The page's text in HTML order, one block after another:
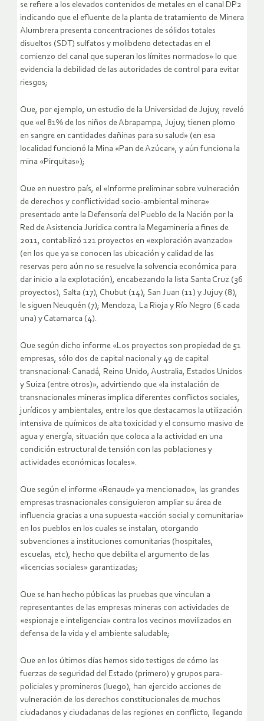
se refiere a los elevados contenidos de metales en el canal DP2
indicando que el efluente de la planta de tratamiento de Minera
Alumbrera presenta concentraciones de sólidos totales
disueltos (SDT) sulfatos y molibdeno detectadas en el
comienzo del canal que superan los límites normados» lo que
evidencia la debilidad de las autoridades de control para evitar
riesgos;
Que, por ejemplo, un estudio de la Universidad de Jujuy, reveló
que «el 81% de los niños de Abrapampa, Jujuy, tienen plomo
en sangre en cantidades dañinas para su salud» (en esa
localidad funcionó la Mina «Pan de Azúcar», y aún funciona la
mina «Pirquitas»);
Que en nuestro país, el «Informe preliminar sobre vulneración
de derechos y conflictividad socio-ambiental minera»
presentado ante la Defensoría del Pueblo de la Nación por la
Red de Asistencia Jurídica contra la Megaminería a fines de
2011, contabilizó 121 proyectos en «exploración avanzado»
(en los que ya se conocen las ubicación y calidad de las
reservas pero aún no se resuelve la solvencia económica para
dar inicio a la explotación), encabezando la lista Santa Cruz (36
proyectos), Salta (17), Chubut (14), San Juan (11) y Jujuy (8),
le siguen Neuquén (7); Mendoza, La Rioja y Río Negro (6 cada
una) y Catamarca (4).
Que según dicho informe «Los proyectos son propiedad de 51
empresas, sólo dos de capital nacional y 49 de capital
transnacional: Canadá, Reino Unido, Australia, Estados Unidos
y Suiza (entre otros)», advirtiendo que «la instalación de
transnacionales mineras implica diferentes conflictos sociales,
jurídicos y ambientales, entre los que destacamos la utilización
intensiva de químicos de alta toxicidad y el consumo masivo de
agua y energía, situación que coloca a la actividad en una
condición estructural de tensión con las poblaciones y
actividades económicas locales».
Que según el informe «Renaud» ya mencionado», las grandes
empresas trasnacionales consiguieron ampliar su área de
influencia gracias a una supuesta «acción social y comunitaria»
en los pueblos en los cuales se instalan, otorgando
subvenciones a instituciones comunitarias (hospitales,
escuelas, etc), hecho que debilita el argumento de las
«licencias sociales» garantizadas;
Que se han hecho públicas las pruebas que vinculan a
representantes de las empresas mineras con actividades de
«espionaje e inteligencia» contra los vecinos movilizados en
defensa de la vida y el ambiente saludable;
Que en los últimos días hemos sido testigos de cómo las
fuerzas de seguridad del Estado (primero) y grupos para-
policiales y promineros (luego), han ejercido acciones de
vulneración de los derechos constitucionales de muchos
ciudadanos y ciudadanas de las regiones en conflicto, llegando